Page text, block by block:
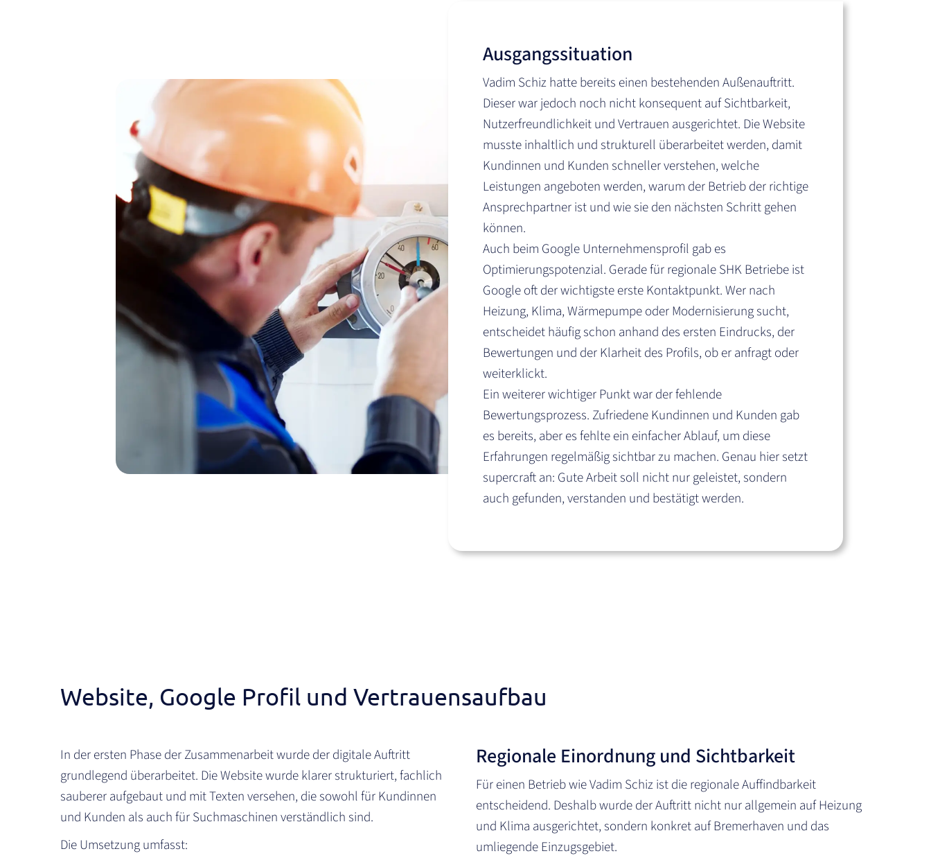
Ausgangssituation
Vadim Schiz hatte bereits einen bestehenden Außenauftritt.
Dieser war jedoch noch nicht konsequent auf Sichtbarkeit,
Nutzerfreundlichkeit und Vertrauen ausgerichtet. Die Website
musste inhaltlich und strukturell überarbeitet werden, damit
Kundinnen und Kunden schneller verstehen, welche
Leistungen angeboten werden, warum der Betrieb der richtige
Ansprechpartner ist und wie sie den nächsten Schritt gehen
können.
Auch beim Google Unternehmensprofil gab es
Optimierungspotenzial. Gerade für regionale SHK Betriebe ist
Google oft der wichtigste erste Kontaktpunkt. Wer nach
Heizung, Klima, Wärmepumpe oder Modernisierung sucht,
entscheidet häufig schon anhand des ersten Eindrucks, der
Bewertungen und der Klarheit des Profils, ob er anfragt oder
weiterklickt.
Ein weiterer wichtiger Punkt war der fehlende
Bewertungsprozess. Zufriedene Kundinnen und Kunden gab
es bereits, aber es fehlte ein einfacher Ablauf, um diese
Erfahrungen regelmäßig sichtbar zu machen. Genau hier setzt
supercraft an: Gute Arbeit soll nicht nur geleistet, sondern
auch gefunden, verstanden und bestätigt werden.
Website, Google Profil und Vertrauensaufbau
In der ersten Phase der Zusammenarbeit wurde der digitale Auftritt
grundlegend überarbeitet. Die Website wurde klarer strukturiert, fachlich
sauberer aufgebaut und mit Texten versehen, die sowohl für Kundinnen
und Kunden als auch für Suchmaschinen verständlich sind.
Die Umsetzung umfasst:
Regionale Einordnung und Sichtbarkeit
Für einen Betrieb wie Vadim Schiz ist die regionale Auffindbarkeit
entscheidend. Deshalb wurde der Auftritt nicht nur allgemein auf Heizung
und Klima ausgerichtet, sondern konkret auf Bremerhaven und das
umliegende Einzugsgebiet.